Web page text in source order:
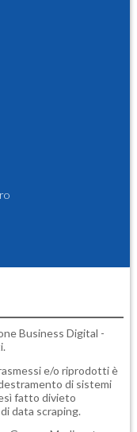
Business Digital -
e/o riprodotti è
di sistemi
fatto divieto
data scraping.